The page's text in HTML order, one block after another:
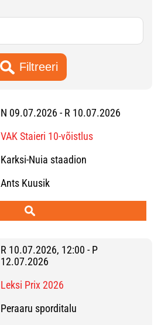
N 09.07.2026 - R 10.07.2026
VAK Staieri 10-võistlus
Karksi-Nuia staadion
Ants Kuusik
R 10.07.2026, 12:00 - P
12.07.2026
Leksi Prix 2026
Peraaru sporditalu